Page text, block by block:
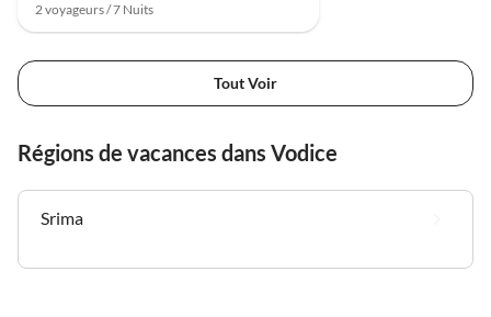
2 voyageurs / 7 Nuits
Tout Voir
Régions de vacances dans Vodice
Srima